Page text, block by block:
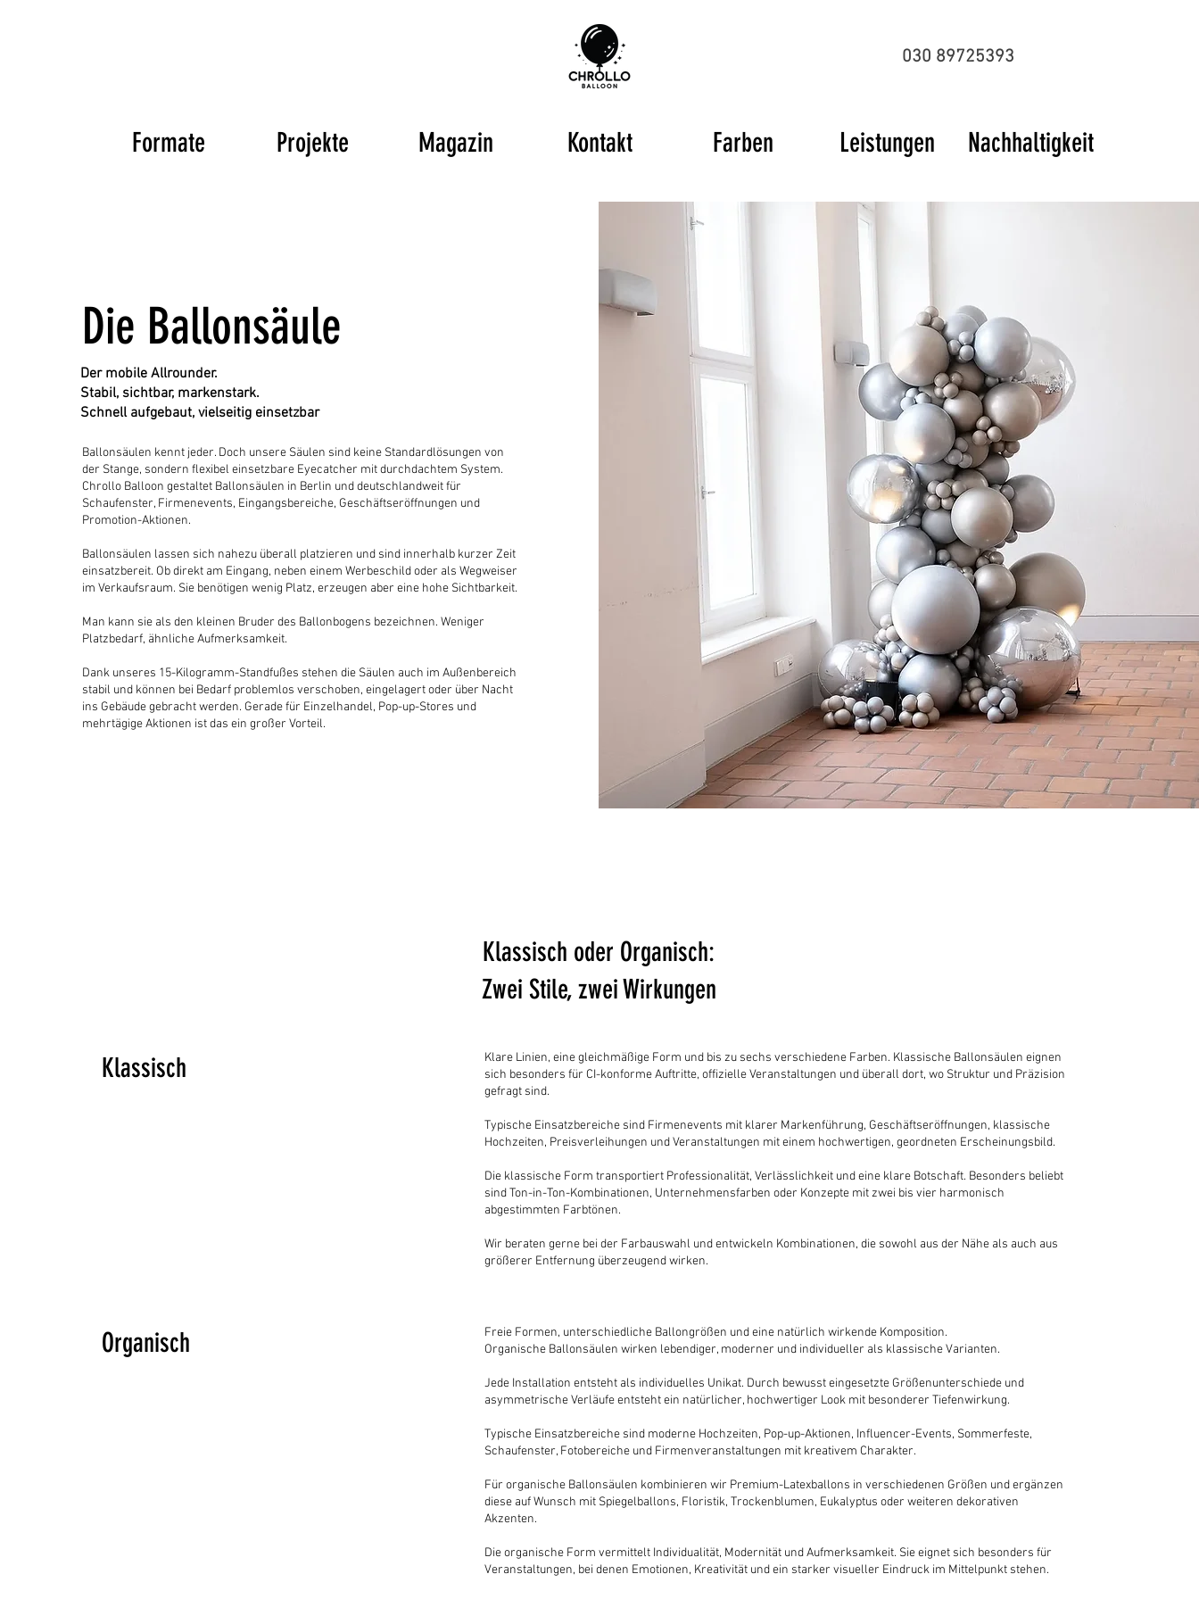
030 89725393
Formate Projekte Magazin Kontakt Farben Leistungen Nachhaltigkeit
Die Ballonsäule
Der mobile Allrounder.
Stabil, sichtbar, markenstark.
Schnell aufgebaut, vielseitig einsetzbar
Ballonsäulen kennt jeder. Doch unsere Säulen sind keine Standardlösungen von
der Stange, sondern flexibel einsetzbare Eyecatcher mit durchdachtem System.
Chrollo Balloon gestaltet Ballonsäulen in Berlin und deutschlandweit für
Schaufenster, Firmenevents, Eingangsbereiche, Geschäftseröffnungen und
Promotion-Aktionen.
Ballonsäulen lassen sich nahezu überall platzieren und sind innerhalb kurzer Zeit
einsatzbereit. Ob direkt am Eingang, neben einem Werbeschild oder als Wegweiser
im Verkaufsraum. Sie benötigen wenig Platz, erzeugen aber eine hohe Sichtbarkeit.
Man kann sie als den kleinen Bruder des Ballonbogens bezeichnen. Weniger
Platzbedarf, ähnliche Aufmerksamkeit.
Dank unseres 15-Kilogramm-Standfußes stehen die Säulen auch im Außenbereich
stabil und können bei Bedarf problemlos verschoben, eingelagert oder über Nacht
ins Gebäude gebracht werden. Gerade für Einzelhandel, Pop-up-Stores und
mehrtägige Aktionen ist das ein großer Vorteil.
Klassisch oder Organisch:
Zwei Stile, zwei Wirkungen
Klassisch
Klare Linien, eine gleichmäßige Form und bis zu sechs verschiedene Farben. Klassische Ballonsäulen eignen
sich besonders für CI-konforme Auftritte, offizielle Veranstaltungen und überall dort, wo Struktur und Präzision
gefragt sind.
Typische Einsatzbereiche sind Firmenevents mit klarer Markenführung, Geschäftseröffnungen, klassische
Hochzeiten, Preisverleihungen und Veranstaltungen mit einem hochwertigen, geordneten Erscheinungsbild.
Die klassische Form transportiert Professionalität, Verlässlichkeit und eine klare Botschaft. Besonders beliebt
sind Ton-in-Ton-Kombinationen, Unternehmensfarben oder Konzepte mit zwei bis vier harmonisch
abgestimmten Farbtönen.
Wir beraten gerne bei der Farbauswahl und entwickeln Kombinationen, die sowohl aus der Nähe als auch aus
größerer Entfernung überzeugend wirken.
Organisch
Freie Formen, unterschiedliche Ballongrößen und eine natürlich wirkende Komposition.
Organische Ballonsäulen wirken lebendiger, moderner und individueller als klassische Varianten.
Jede Installation entsteht als individuelles Unikat. Durch bewusst eingesetzte Größenunterschiede und
asymmetrische Verläufe entsteht ein natürlicher, hochwertiger Look mit besonderer Tiefenwirkung.
Typische Einsatzbereiche sind moderne Hochzeiten, Pop-up-Aktionen, Influencer-Events, Sommerfeste,
Schaufenster, Fotobereiche und Firmenveranstaltungen mit kreativem Charakter.
Für organische Ballonsäulen kombinieren wir Premium-Latexballons in verschiedenen Größen und ergänzen
diese auf Wunsch mit Spiegelballons, Floristik, Trockenblumen, Eukalyptus oder weiteren dekorativen
Akzenten.
Die organische Form vermittelt Individualität, Modernität und Aufmerksamkeit. Sie eignet sich besonders für
Veranstaltungen, bei denen Emotionen, Kreativität und ein starker visueller Eindruck im Mittelpunkt stehen.